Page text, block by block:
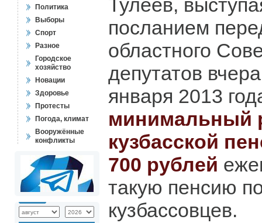
Политика
Выборы
Спорт
Разное
Городское
хозяйство
Новации
Здоровье
Протесты
Погода, климат
Вооружённые
конфликты
Тулеев,
посланием
областного
депутатов
января 2013
минимальный
кузбасской
700 рублей
такую пенсию
кузбассовцев.